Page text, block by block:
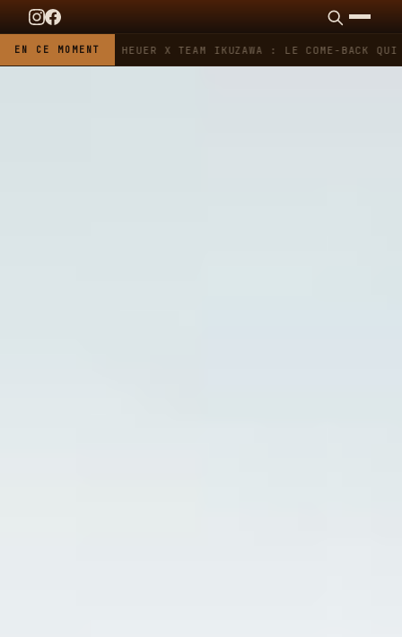
EN CE MOMENTTAG HEUER X TEAM IKUZAWA : LE COME-BACK QUI